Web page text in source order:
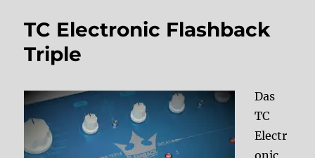
TC Electronic Flashback
Triple
Das
TC
Electr
onic